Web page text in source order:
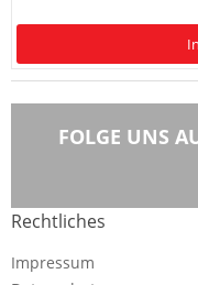
FOLGE UNS
Rechtliches
Impressum